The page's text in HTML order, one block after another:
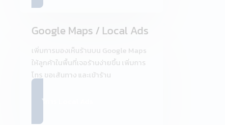
Google Maps / Local Ads
เพิ่มการมองเห็นร้านบน Google Maps
ให้ลูกค้าในพื้นที่เจอร้านง่ายขึ้น เพิ่มการ
โทร ขอเส้นทาง และเข้าร้าน
ดูบริการ Local Ads